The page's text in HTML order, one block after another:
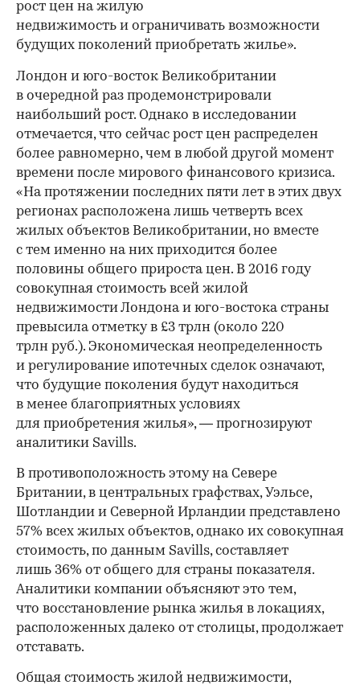
рост цен на жилую
недвижимость и ограничивать возможности
будущих поколений приобретать жилье».
Лондон и юго-восток Великобритании
в очередной раз продемонстрировали
наибольший рост. Однако в исследовании
отмечается, что сейчас рост цен распределен
более равномерно, чем в любой другой момент
времени после мирового финансового кризиса.
«На протяжении последних пяти лет в этих двух
регионах расположена лишь четверть всех
жилых объектов Великобритании, но вместе
с тем именно на них приходится более
половины общего прироста цен. В 2016 году
совокупная стоимость всей жилой
недвижимости Лондона и юго-востока страны
превысила отметку в £3 трлн (около 220
трлн руб.). Экономическая неопределенность
и регулирование ипотечных сделок означают,
что будущие поколения будут находиться
в менее благоприятных условиях
для приобретения жилья», — прогнозируют
аналитики Savills.
В противоположность этому на Севере
Британии, в центральных графствах, Уэльсе,
Шотландии и Северной Ирландии представлено
57% всех жилых объектов, однако их совокупная
стоимость, по данным Savills, составляет
лишь 36% от общего для страны показателя.
Аналитики компании объясняют это тем,
что восстановление рынка жилья в локациях,
расположенных далеко от столицы, продолжает
отставать.
Общая стоимость жилой недвижимости,